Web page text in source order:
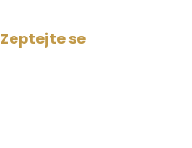
Zeptejte se